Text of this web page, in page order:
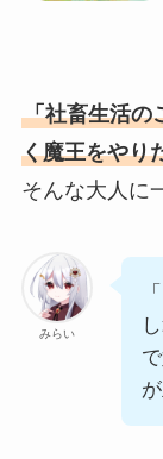
「社畜生活の
く魔王をやり
そんな大人に
みらい